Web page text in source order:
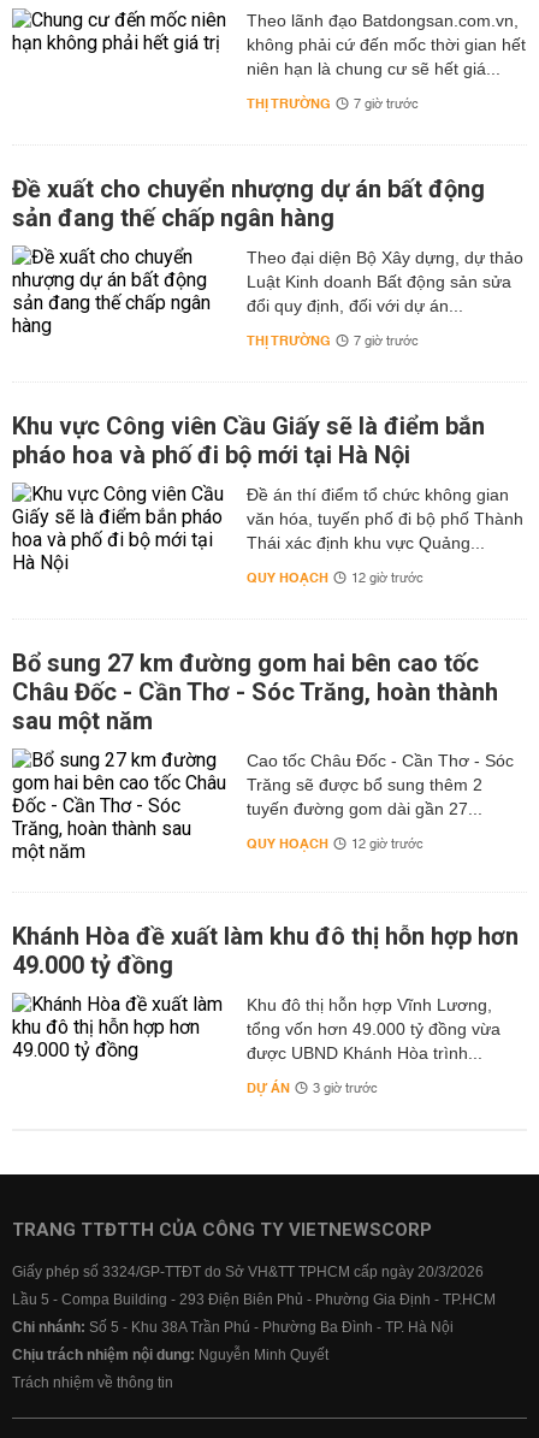
Theo lãnh đạo Batdongsan.com.vn,
không phải cứ đến mốc thời gian hết
niên hạn là chung cư sẽ hết giá...
THỊ TRƯỜNG 7 giờ trước
Đề xuất cho chuyển nhượng dự án bất động
sản đang thế chấp ngân hàng
Theo đại diện Bộ Xây dựng, dự thảo
Luật Kinh doanh Bất động sản sửa
đổi quy định, đối với dự án...
THỊ TRƯỜNG 7 giờ trước
Khu vực Công viên Cầu Giấy sẽ là điểm bắn
pháo hoa và phố đi bộ mới tại Hà Nội
Đề án thí điểm tổ chức không gian
văn hóa, tuyến phố đi bộ phố Thành
Thái xác định khu vực Quảng...
QUY HOẠCH 12 giờ trước
Bổ sung 27 km đường gom hai bên cao tốc
Châu Đốc - Cần Thơ - Sóc Trăng, hoàn thành
sau một năm
Cao tốc Châu Đốc - Cần Thơ - Sóc
Trăng sẽ được bổ sung thêm 2
tuyến đường gom dài gần 27...
QUY HOẠCH 12 giờ trước
Khánh Hòa đề xuất làm khu đô thị hỗn hợp hơn
49.000 tỷ đồng
Khu đô thị hỗn hợp Vĩnh Lương,
tổng vốn hơn 49.000 tỷ đồng vừa
được UBND Khánh Hòa trình...
DỰ ÁN 3 giờ trước
TRANG TTĐTTH CỦA CÔNG TY VIETNEWSCORP
Giấy phép số 3324/GP-TTĐT do Sở VH&TT TPHCM cấp ngày 20/3/2026
Lầu 5 - Compa Building - 293 Điện Biên Phủ - Phường Gia Định - TP.HCM
Chi nhánh: Số 5 - Khu 38A Trần Phú - Phường Ba Đình - TP. Hà Nội
Chịu trách nhiệm nội dung: Nguyễn Minh Quyết
Trách nhiệm về thông tin